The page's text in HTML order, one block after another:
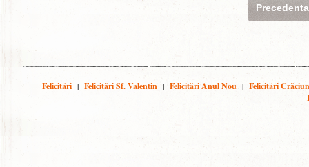
Precedenta
Felicitări | Felicitări Sf. Valentin | Felicitări Anul Nou | Felicitări